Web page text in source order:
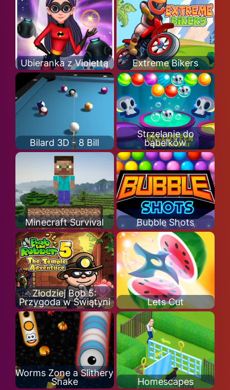
Ubieranka z Violettą Extreme Bikers
Bilard 3D - 8 Bill
Strzelanie do
bąbelków
Minecraft Survival Bubble Shots
Złodziej Bob 5:
Przygoda w Świątyni
Lets Cut
Worms Zone a Slithery
Snake
Homescapes